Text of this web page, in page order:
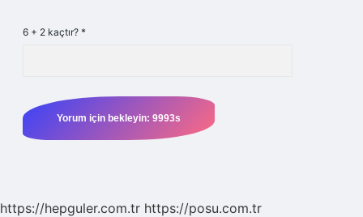
6 + 2 kaçtır? *
https://hepguler.com.tr https://posu.com.tr